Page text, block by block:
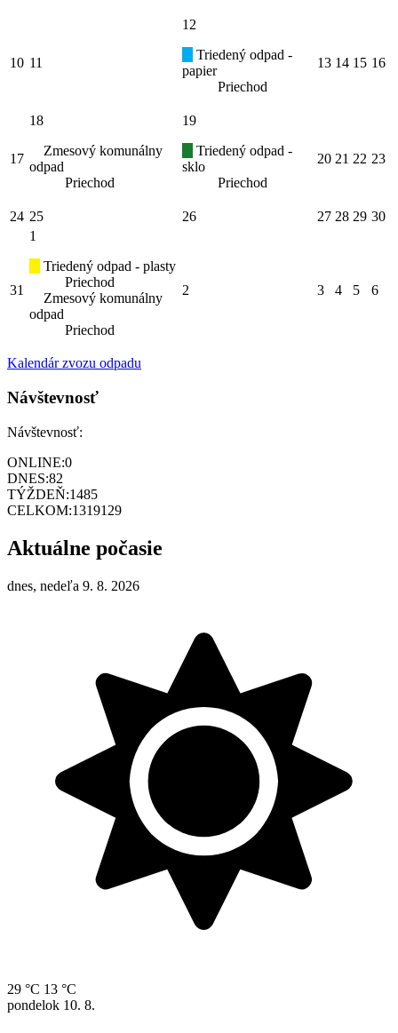
10 11
12
Triedený odpad -
papier
Priechod
13 14 15 16
17
18
Zmesový komunálny
odpad
Priechod
19
Triedený odpad -
sklo
Priechod
20 21 22 23
24 25 26 27 28 29 30
31
1
Triedený odpad - plasty
Priechod
Zmesový komunálny
odpad
Priechod
2 3 4 5 6
Kalendár zvozu odpadu
Návštevnosť
Návštevnosť:
ONLINE:0
DNES:82
TÝŽDEŇ:1485
CELKOM:1319129
Aktuálne počasie
dnes, nedeľa 9. 8. 2026
29 °C 13 °C
pondelok 10. 8.